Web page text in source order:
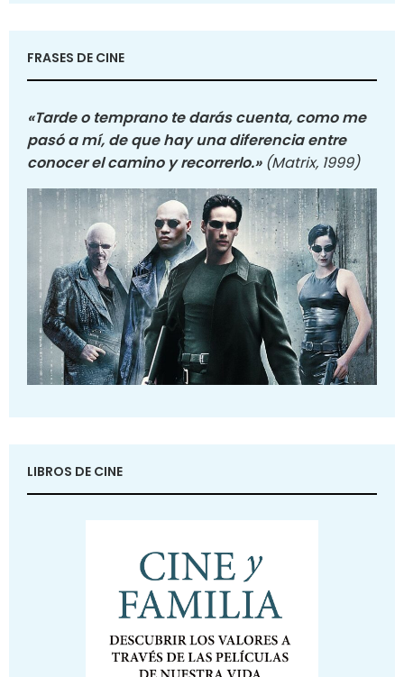
FRASES DE CINE
«Tarde o temprano te darás cuenta, como me
pasó a mí, de que hay una diferencia entre
conocer el camino y recorrerlo.» (Matrix, 1999)
LIBROS DE CINE